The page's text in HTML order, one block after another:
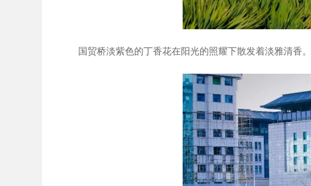
国贸桥淡紫色的丁香花在阳光的照耀下散发着淡雅清香